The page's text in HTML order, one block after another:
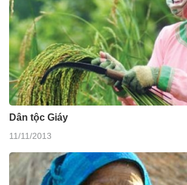
Dân tộc Giáy
11/11/2013